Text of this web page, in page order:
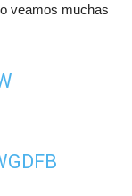
veamos muchas